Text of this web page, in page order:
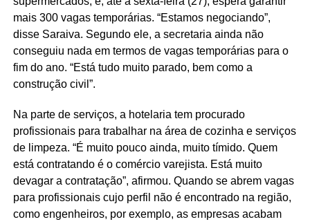
mais 300 vagas temporárias. “Estamos negociando”,
disse Saraiva. Segundo ele, a secretaria ainda não
conseguiu nada em termos de vagas temporárias para o
fim do ano. “Está tudo muito parado, bem como a
construção civil”.
Na parte de serviços, a hotelaria tem procurado
profissionais para trabalhar na área de cozinha e serviços
de limpeza. “É muito pouco ainda, muito tímido. Quem
está contratando é o comércio varejista. Está muito
devagar a contratação”, afirmou. Quando se abrem vagas
para profissionais cujo perfil não é encontrado na região,
como engenheiros, por exemplo, as empresas acabam